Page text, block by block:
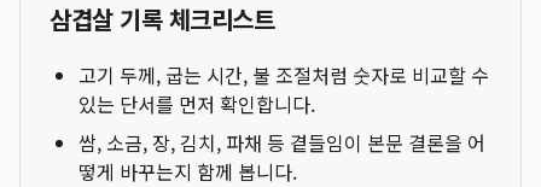
삼겹살 기록 체크리스트
고기 두께, 굽는 시간, 불 조절처럼 숫자로 비교할 수
있는 단서를 먼저 확인합니다.
쌈, 소금, 장, 김치, 파채 등 곁들임이 본문 결론을 어
떻게 바꾸는지 함께 봅니다.